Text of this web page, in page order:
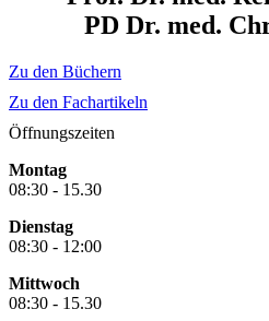
PD Dr. med.
Zu den Büchern
Zu den Fachartikeln
Öffnungszeiten
Montag
08:30 - 15.30
Dienstag
08:30 - 12:00
Mittwoch
08:30 - 15.30